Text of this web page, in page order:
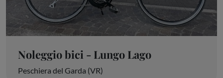
Noleggio bici - Lungo Lago
Peschiera del Garda (VR)